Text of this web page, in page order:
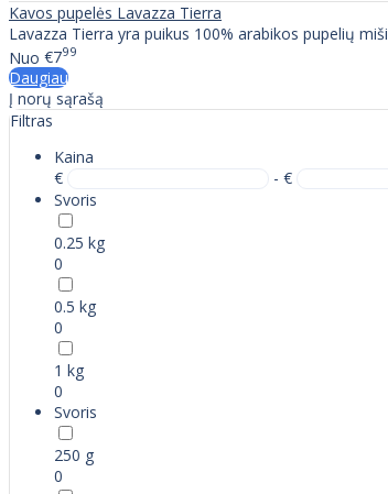
Kavos pupelės Lavazza Tierra
Lavazza Tierra yra puikus 100% arabikos pupelių
Nuo €799
Daugiau
Į norų sąrašą
Filtras
Kaina
€
- €
Svoris
0.25 kg
0
0.5 kg
0
1 kg
0
Svoris
250 g
0